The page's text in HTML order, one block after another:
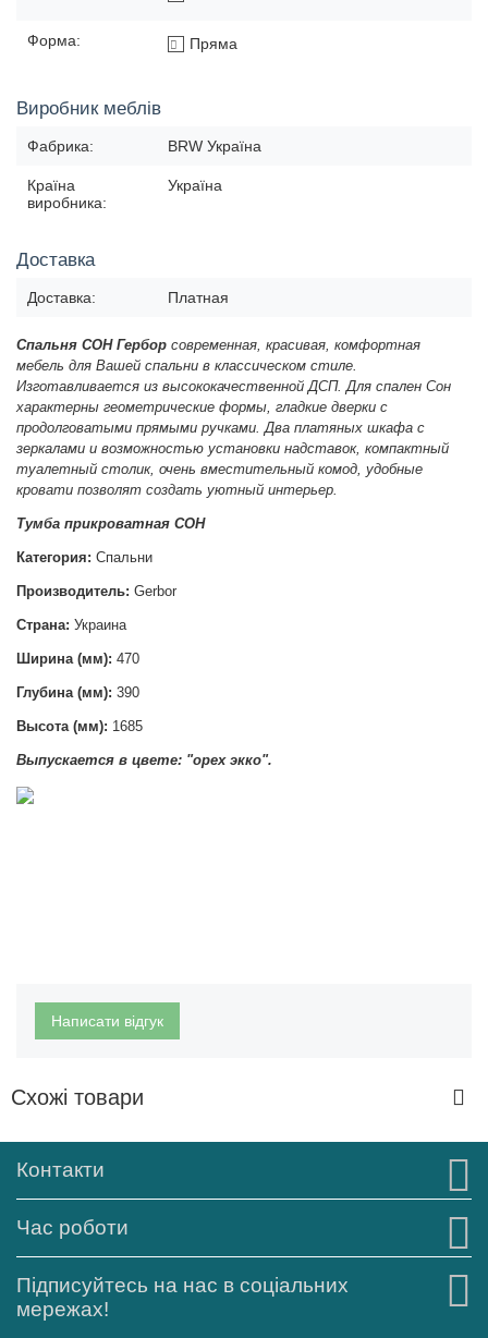
Форма: Пряма
Виробник меблів
Фабрика: BRW Україна
Країна
виробника:
Україна
Доставка
Доставка: Платная
Спальня СОН Гербор современная, красивая, комфортная
мебель для Вашей спальни в классическом стиле.
Изготавливается из высококачественной ДСП. Для спален Сон
характерны геометрические формы, гладкие дверки с
продолговатыми прямыми ручками. Два платяных шкафа с
зеркалами и возможностью установки надставок, компактный
туалетный столик, очень вместительный комод, удобные
кровати позволят создать уютный интерьер.
Тумба прикроватная СОН
Категория: Спальни
Производитель: Gerbor
Страна: Украина
Ширина (мм): 470
Глубина (мм): 390
Высота (мм): 1685
Выпускается в цвете: "орех экко".
Написати відгук
Схожі товари
Контакти
Час роботи
Підписуйтесь на нас в соціальних
мережах!